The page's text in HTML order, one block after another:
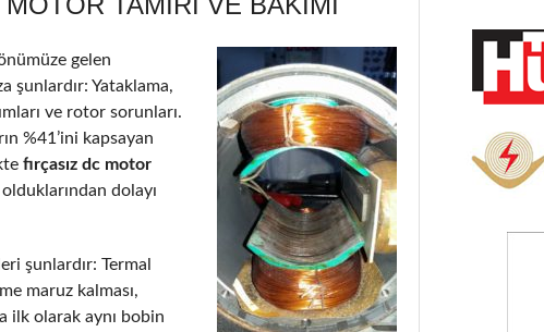
gelen
şunlardır: Yataklama,
ve rotor sorunları.
%41’ini kapsayan
fırçasız dc motor
dolayı
şunlardır: Termal
maruz kalması,
ilk olarak aynı bobin